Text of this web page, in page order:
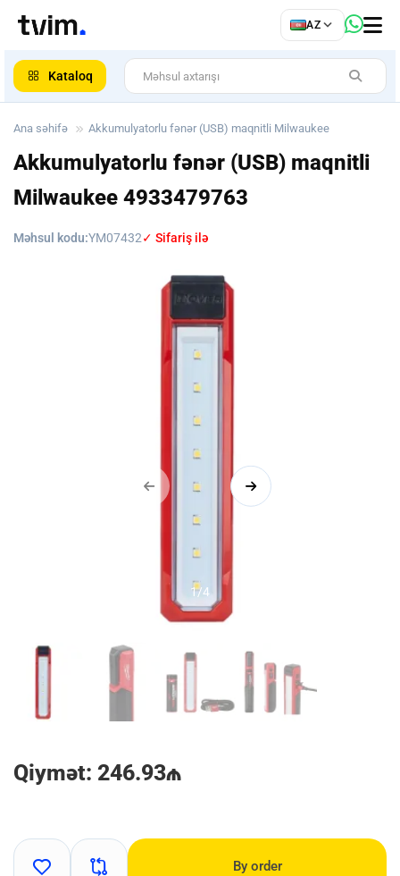
AZ
Kataloq
Ana səhifə Akkumulyatorlu fənər (USB) maqnitli Milwaukee
Akkumulyatorlu fənər (USB) maqnitli
Milwaukee 4933479763
Məhsul kodu:YM07432✓ Sifariş ilə
1/4
Qiymət: 246.93₼
By order